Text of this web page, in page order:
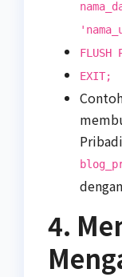
FLUSH
EXIT;
4.